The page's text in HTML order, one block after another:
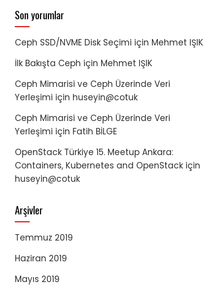
Son yorumlar
Ceph SSD/NVME Disk Seçimi için Mehmet IŞIK
İlk Bakışta Ceph için Mehmet IŞIK
Ceph Mimarisi ve Ceph Üzerinde Veri
Yerleşimi için huseyin@cotuk
Ceph Mimarisi ve Ceph Üzerinde Veri
Yerleşimi için Fatih BİLGE
OpenStack Türkiye 15. Meetup Ankara:
Containers, Kubernetes and OpenStack için
huseyin@cotuk
Arşivler
Temmuz 2019
Haziran 2019
Mayıs 2019